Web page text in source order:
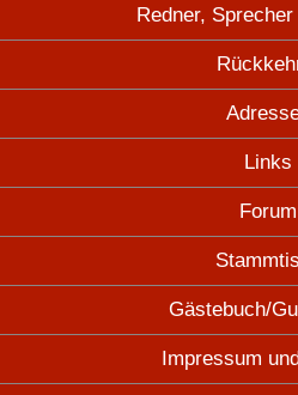
Redner,
Links
Forum
Gästebuch/
Impressum